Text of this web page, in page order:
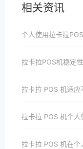
相关资讯
个人使用拉卡拉POS机的售后服
拉卡拉POS机稳定性对业务持续发展的
拉卡拉 POS 机适应不同商业场景的功能
拉卡拉 POS 机个人使用的售后
拉卡拉 POS 机在个人创业中的